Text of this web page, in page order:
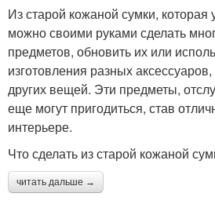
Из старой кожаной сумки,
можно своими руками сделать
предметов, обновить их или
изготовления разных
других вещей. Эти предметы,
еще могут пригодиться, став
интерьере.
Что сделать из старой кожаной
читать дальше →